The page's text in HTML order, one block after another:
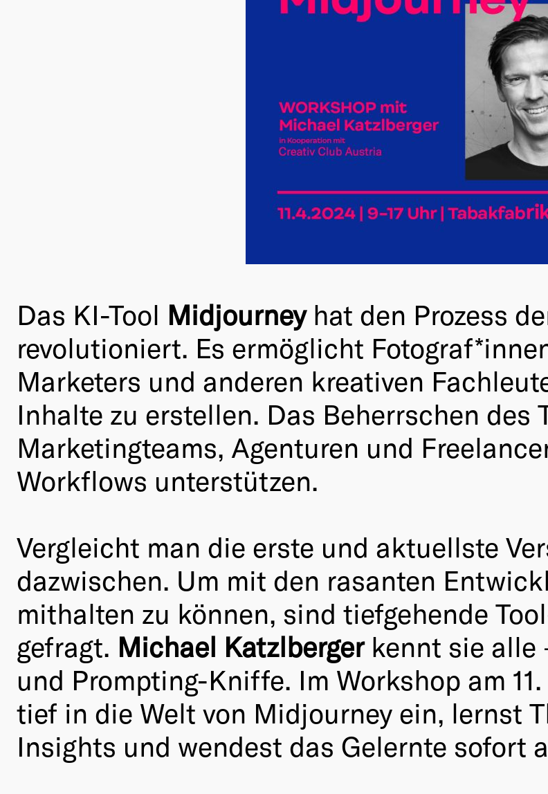
Das KI-Tool Midjourneyhat den Prozess
revolutioniert. Es ermöglicht
Marketers und anderen kreativen
Inhalte zu erstellen. Das Beherrschen des
Marketingteams, Agenturen und
Workflows unterstützen.
Vergleicht man die erste und aktuellste
dazwischen. Um mit den rasanten
mithalten zu können, sind tiefgehende
gefragt. Michael Katzlbergerkennt sie alle
und Prompting-Kniffe. Im Workshop am
tief in die Welt von Midjourney ein, lernst
Insights und wendest das Gelernte sofort